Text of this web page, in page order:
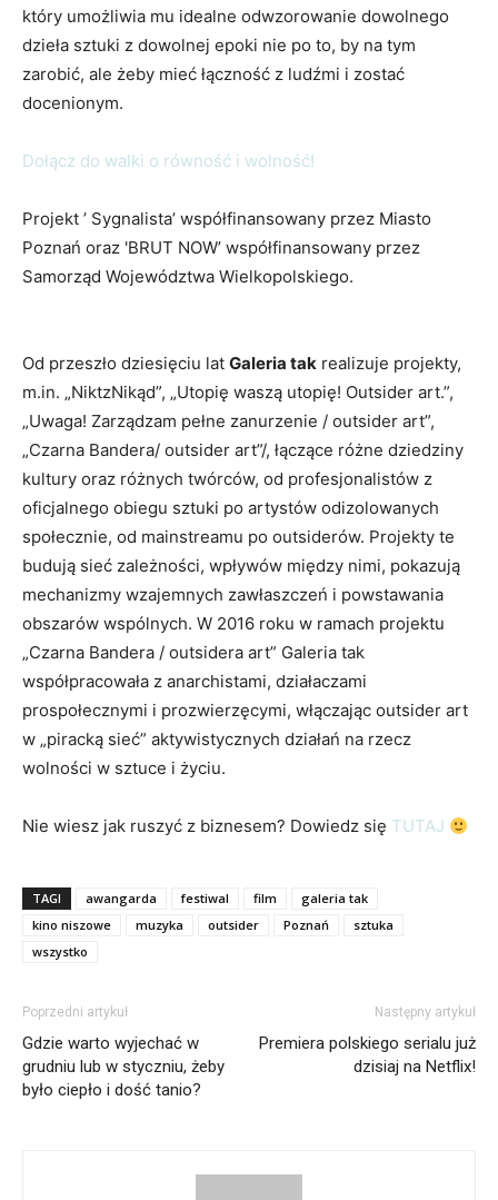
który umożliwia mu idealne odwzorowanie dowolnego
dzieła sztuki z dowolnej epoki nie po to, by na tym
zarobić, ale żeby mieć łączność z ludźmi i zostać
docenionym.
Dołącz do walki o równość i wolność!
Projekt ’ Sygnalista’ współfinansowany przez Miasto
Poznań oraz 'BRUT NOW’ współfinansowany przez
Samorząd Województwa Wielkopolskiego.
Od przeszło dziesięciu lat Galeria tak realizuje projekty,
m.in. „NiktzNikąd”, „Utopię waszą utopię! Outsider art.”,
„Uwaga! Zarządzam pełne zanurzenie / outsider art”,
„Czarna Bandera/ outsider art”/, łączące różne dziedziny
kultury oraz różnych twórców, od profesjonalistów z
oficjalnego obiegu sztuki po artystów odizolowanych
społecznie, od mainstreamu po outsiderów. Projekty te
budują sieć zależności, wpływów między nimi, pokazują
mechanizmy wzajemnych zawłaszczeń i powstawania
obszarów wspólnych. W 2016 roku w ramach projektu
„Czarna Bandera / outsidera art” Galeria tak
współpracowała z anarchistami, działaczami
prospołecznymi i prozwierzęcymi, włączając outsider art
w „piracką sieć” aktywistycznych działań na rzecz
wolności w sztuce i życiu.
Nie wiesz jak ruszyć z biznesem? Dowiedz się TUTAJ
TAGI awangarda festiwal film
galeria tak
kino niszowe
muzyka outsider Poznań
sztuka
wszystko
Poprzedni artykuł
Gdzie warto wyjechać w
grudniu lub w styczniu, żeby
było ciepło i dość tanio?
Następny artykuł
Premiera polskiego serialu już
dzisiaj na Netflix!